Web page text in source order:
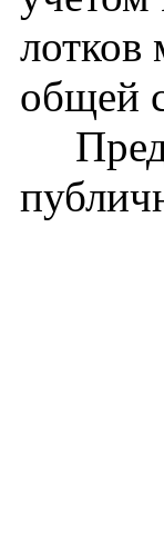
лотков
общей